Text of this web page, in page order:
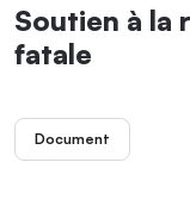
Soutien à la
fatale
Document